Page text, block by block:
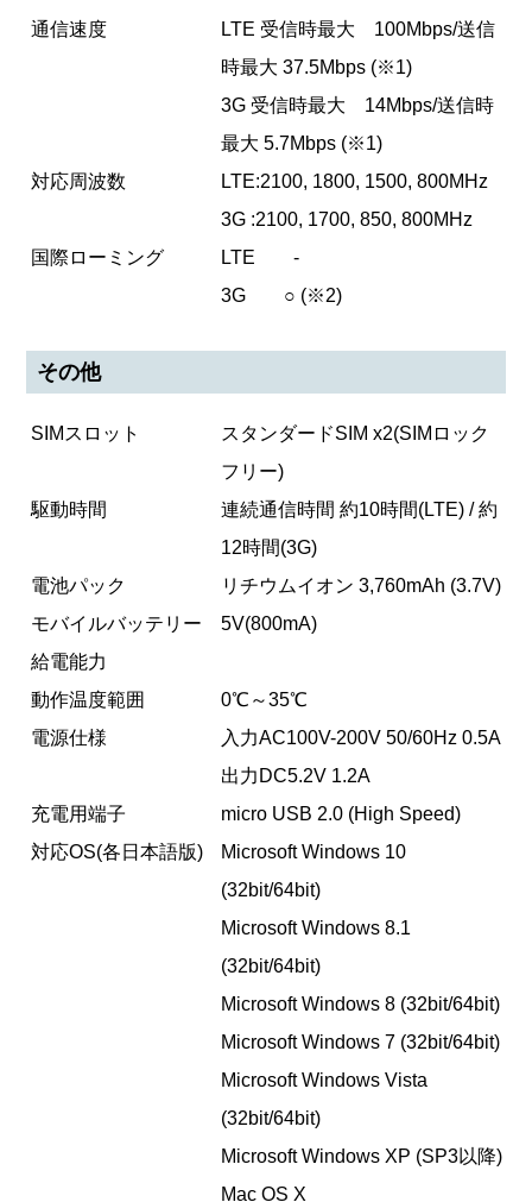
通信速度
LTE 受信時最大 100Mbps/送信
時最大 37.5Mbps (※1)
3G 受信時最大 14Mbps/送信時
最大 5.7Mbps (※1)
対応周波数
LTE:2100, 1800, 1500, 800MHz
3G :2100, 1700, 850, 800MHz
国際ローミング
LTE -
3G ○ (※2)
その他
SIMスロット
スタンダードSIM x2(SIMロック
フリー)
駆動時間
連続通信時間 約10時間(LTE) / 約
12時間(3G)
電池パック
リチウムイオン 3,760mAh (3.7V)
モバイルバッテリー
給電能力
5V(800mA)
動作温度範囲
0℃～35℃
電源仕様
入力AC100V-200V 50/60Hz 0.5A
出力DC5.2V 1.2A
充電用端子
micro USB 2.0 (High Speed)
対応OS(各日本語版)
Microsoft Windows 10
(32bit/64bit)
Microsoft Windows 8.1
(32bit/64bit)
Microsoft Windows 8 (32bit/64bit)
Microsoft Windows 7 (32bit/64bit)
Microsoft Windows Vista
(32bit/64bit)
Microsoft Windows XP (SP3以降)
Mac OS X